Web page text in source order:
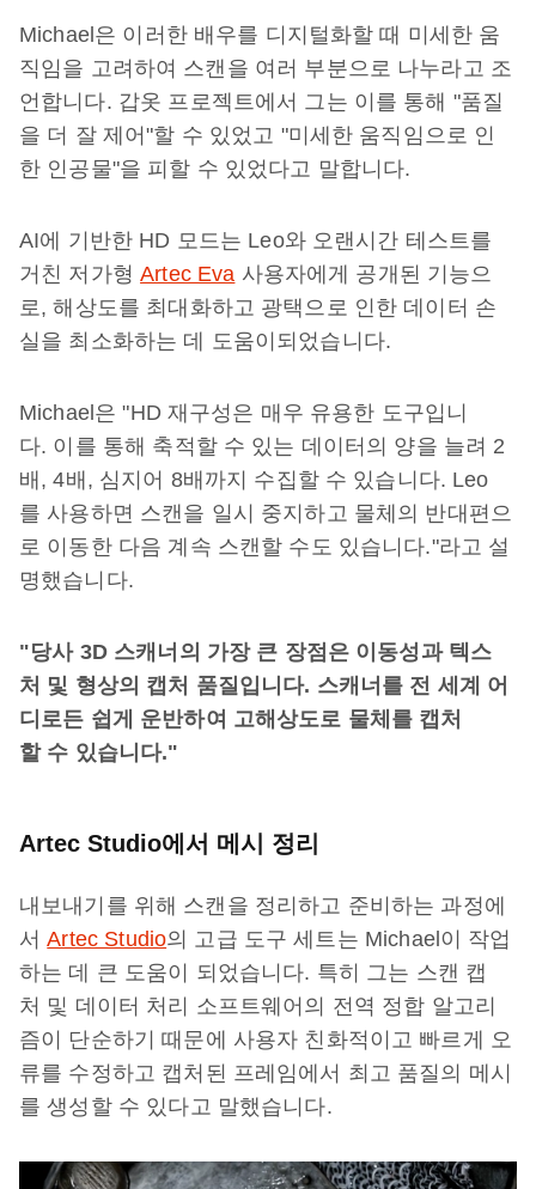
Michael은 이러한 배우를 디지털화할 때 미세한 움
직임을 고려하여 스캔을 여러 부분으로 나누라고 조
언합니다. 갑옷 프로젝트에서 그는 이를 통해 "품질
을 더 잘 제어"할 수 있었고 "미세한 움직임으로 인
한 인공물"을 피할 수 있었다고 말합니다.
AI에 기반한 HD 모드는 Leo와 오랜시간 테스트를
거친 저가형Artec Eva 사용자에게 공개된 기능으
로, 해상도를 최대화하고 광택으로 인한 데이터 손
실을 최소화하는 데 도움이되었습니다.
Michael은 "HD 재구성은 매우 유용한 도구입니
다. 이를 통해 축적할 수 있는 데이터의 양을 늘려 2
배, 4배, 심지어 8배까지 수집할 수 있습니다. Leo
를 사용하면 스캔을 일시 중지하고 물체의 반대편으
로 이동한 다음 계속 스캔할 수도 있습니다."라고 설
명했습니다.
"당사 3D 스캐너의 가장 큰 장점은 이동성과 텍스
처 및 형상의 캡처 품질입니다. 스캐너를 전 세계 어
디로든 쉽게 운반하여 고해상도로 물체를 캡처
할 수 있습니다."
Artec Studio에서 메시 정리
내보내기를 위해 스캔을 정리하고 준비하는 과정에
서Artec Studio의 고급 도구 세트는 Michael이 작업
하는 데 큰 도움이 되었습니다. 특히 그는 스캔 캡
처 및 데이터 처리 소프트웨어의 전역 정합 알고리
즘이 단순하기 때문에 사용자 친화적이고 빠르게 오
류를 수정하고 캡처된 프레임에서 최고 품질의 메시
를 생성할 수 있다고 말했습니다.